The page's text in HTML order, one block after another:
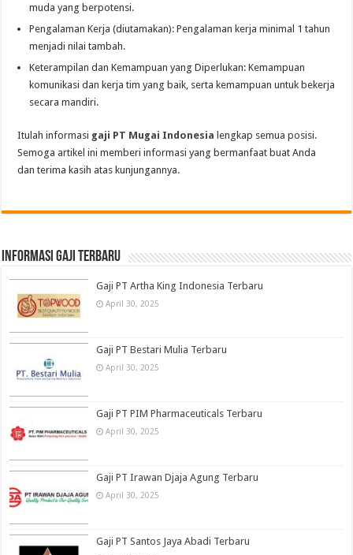
muda yang berpotensi.
Pengalaman Kerja (diutamakan): Pengalaman kerja minimal 1 tahun
menjadi nilai tambah.
Keterampilan dan Kemampuan yang Diperlukan: Kemampuan
komunikasi dan kerja tim yang baik, serta kemampuan untuk bekerja
secara mandiri.
Itulah informasi gaji PT Mugai Indonesia lengkap semua posisi.
Semoga artikel ini memberi informasi yang bermanfaat buat Anda
dan terima kasih atas kunjungannya.
informasi gaji terbaru
Gaji PT Artha King Indonesia Terbaru
April 30, 2025
Gaji PT Bestari Mulia Terbaru
April 30, 2025
Gaji PT PIM Pharmaceuticals Terbaru
April 30, 2025
Gaji PT Irawan Djaja Agung Terbaru
April 30, 2025
Gaji PT Santos Jaya Abadi Terbaru